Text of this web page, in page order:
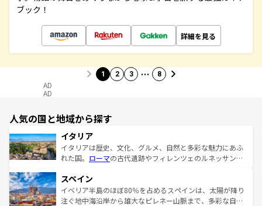
ブック！
詳細を見る
1 2 3 … 8
AD
AD
人気の国と地域から探す
イタリア
イタリアは歴史、文化、グルメ、自然と多彩な魅力にあふ
れた国。 ローマの古代遺跡やフィレンツェのルネッサンス
ろん、トスカーナの美しい田園風景やアマルフィ海岸の絶
景など、自然景観も見逃せない。観光の合間には、本場の
ピザやパスタなど、絶品のイタリア料理を堪能することも
スペイン
イベリア半島のほぼ80％を占めるスペインは、太陽が降り
注ぐ地中海沿岸から雄大なピレネー山脈まで、多彩な自然